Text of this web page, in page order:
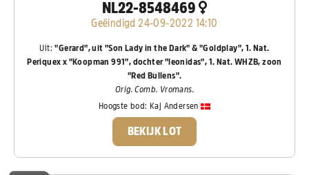
NL22-8548469
Geëindigd 24-09-2022 14:10
Uit:"Gerard", uit "Son Lady in the Dark" & "Goldplay", 1. Nat.
Periquex x "Koopman 991", dochter "leonidas", 1. Nat. WHZB, zoon
"Red Bullens".
Orig. Comb. Vromans.
Hoogste bod: Kaj Andersen
BEKIJK LOT